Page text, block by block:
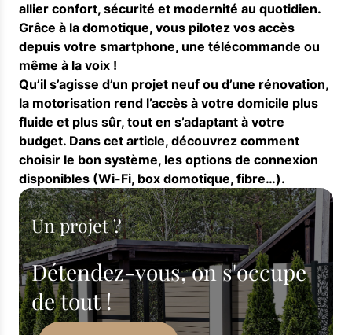
allier confort, sécurité et modernité au quotidien.
Grâce à la domotique, vous pilotez vos accès
depuis votre smartphone, une télécommande ou
même à la voix !
Qu’il s’agisse d’un projet neuf ou d’une rénovation,
la motorisation rend l’accès à votre domicile plus
fluide et plus sûr, tout en s’adaptant à votre
budget. Dans cet article, découvrez comment
choisir le bon système, les options de connexion
disponibles (Wi-Fi, box domotique, fibre…).
Un projet ?
Détendez-vous, on s'occupe
de tout !